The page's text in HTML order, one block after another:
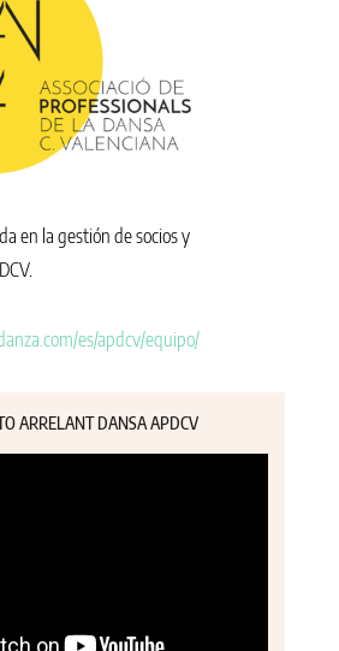
en la gestión de socios y
es/apdcv/equipo/
ARRELANT DANSA APDCV